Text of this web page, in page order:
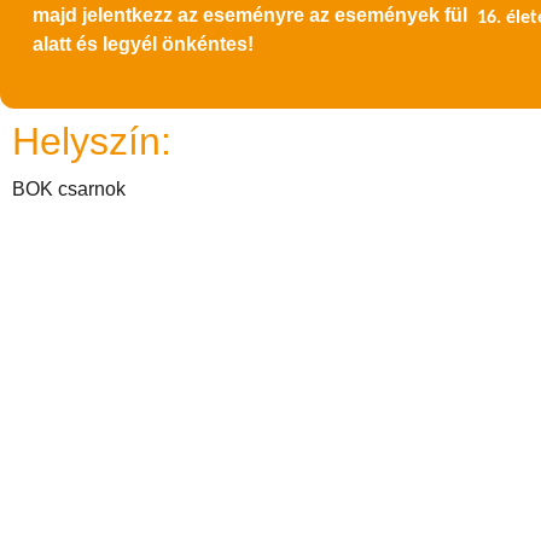
majd jelentkezz az eseményre az események fül
alatt és legyél önkéntes!
16.
Helyszín:
BOK csarnok